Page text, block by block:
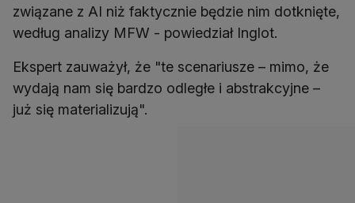
związane z AI niż faktycznie będzie nim dotknięte,
według analizy MFW - powiedział Inglot.
Ekspert zauważył, że "te scenariusze – mimo, że
wydają nam się bardzo odległe i abstrakcyjne –
już się materializują".